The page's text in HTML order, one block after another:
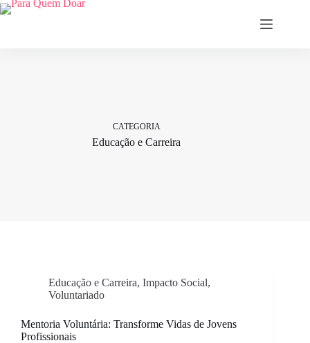
Pular
para
CATEGORIA
Educação e Carreira
Educação e Carreira, Impacto Social,
Voluntariado
Mentoria Voluntária: Transforme Vidas de Jovens
Profissionais